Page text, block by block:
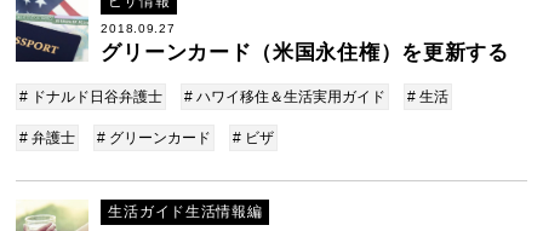
2018.09.27
グリーンカード（米国永住権）を更新する
# ドナルド日谷弁護士 # ハワイ移住＆生活実用ガイド # 生活
# 弁護士 # グリーンカード # ビザ
生活ガイド生活情報編